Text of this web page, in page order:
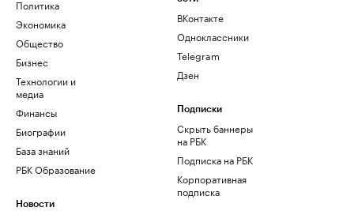
Политика
Экономика
Общество
Бизнес
Технологии и
медиа
Финансы
Биографии
База знаний
РБК Образование
Новости
ВКонтакте
Одноклассники
Telegram
Дзен
Подписки
Скрыть баннеры
на РБК
Подписка на РБК
Корпоративная
подписка